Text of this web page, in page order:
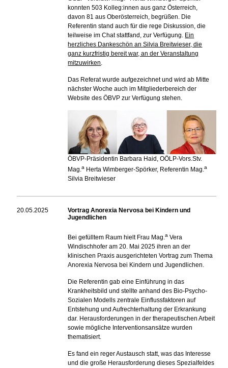
konnten 503 Kolleg:innen aus ganz Österreich,
davon 81 aus Oberösterreich, begrüßen. Die
Referentin stand auch für die rege Diskussion, die
teilweise im Chat stattfand, zur Verfügung. Ein
herzliches Dankeschön an Silvia Breitwieser, die
ganz kurzfristig bereit war, an der Veranstaltung
mitzuwirken
Das Referat wurde aufgezeichnet und wird ab Mitte
nächster Woche auch im Mitgliederbereich der
Website des ÖBVP zur Verfügung stehen.
ÖBVP-Präsidentin Barbara Haid, OÖLP-Vors.Stv.
Mag.a Herta Wimberger-Spörker, Referentin Mag.a
Silvia Breitwieser
20.05.2025
Vortrag Anorexia Nervosa bei Kindern und
Jugendlichen
Bei gefülltem Raum hielt Frau Mag.a Vera
Windischhofer am 20. Mai 2025 ihren an der
klinischen Praxis ausgerichteten Vortrag zum Thema
Anorexia Nervosa bei Kindern und Jugendlichen.
Die Referentin gab eine Einführung in das
Krankheitsbild und stellte anhand des Bio-Psycho-
Sozialen Modells zentrale Einflussfaktoren auf
Entstehung und Aufrechterhaltung der Erkrankung
dar. Herausforderungen in der therapeutischen Arbeit
sowie mögliche Interventionsansätze wurden
thematisiert.
Es fand ein reger Austausch statt, was das Interesse
und die große Herausforderung dieses Spezialfeldes